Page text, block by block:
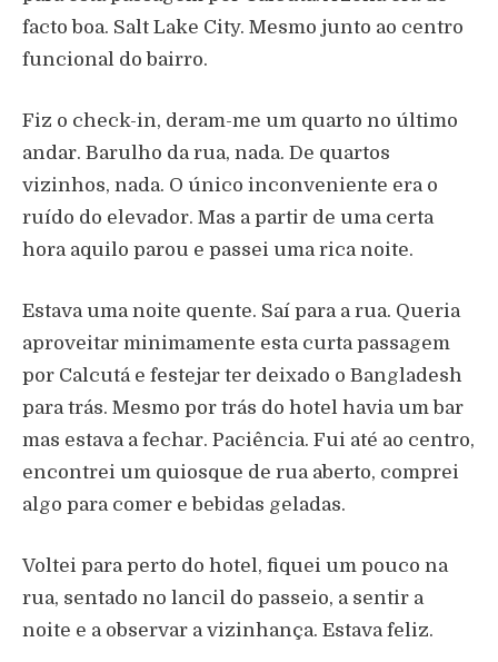
facto boa. Salt Lake City. Mesmo junto ao centro
funcional do bairro.
Fiz o check-in, deram-me um quarto no último
andar. Barulho da rua, nada. De quartos
vizinhos, nada. O único inconveniente era o
ruído do elevador. Mas a partir de uma certa
hora aquilo parou e passei uma rica noite.
Estava uma noite quente. Saí para a rua. Queria
aproveitar minimamente esta curta passagem
por Calcutá e festejar ter deixado o Bangladesh
para trás. Mesmo por trás do hotel havia um bar
mas estava a fechar. Paciência. Fui até ao centro,
encontrei um quiosque de rua aberto, comprei
algo para comer e bebidas geladas.
Voltei para perto do hotel, fiquei um pouco na
rua, sentado no lancil do passeio, a sentir a
noite e a observar a vizinhança. Estava feliz.